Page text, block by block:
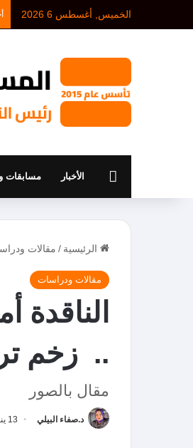
الخميس, أغسطس 6 2026
الرئيسيةالأخبار مسابقات
الرئيسية / مقالات
مقالات ودراسات
.. زخم
مقال بالصور
د.صفاء البيلي 13 يناير، 2020